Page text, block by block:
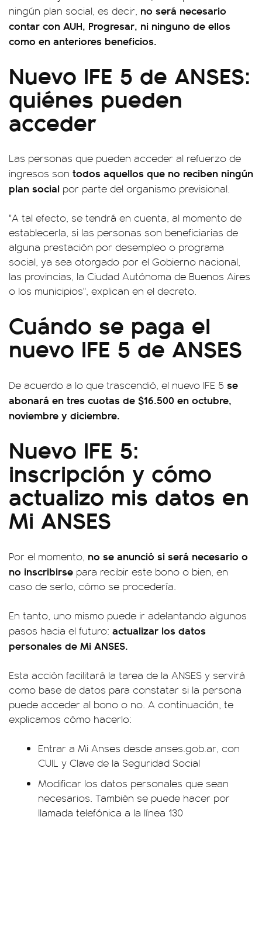
ningún plan social, es decir, no será necesario
contar con AUH, Progresar, ni ninguno de ellos
como en anteriores beneficios.
Nuevo IFE 5 de ANSES:
quiénes pueden
acceder
Las personas que pueden acceder al refuerzo de
ingresos son todos aquellos que no reciben ningún
plan social por parte del organismo previsional.
"A tal efecto, se tendrá en cuenta, al momento de
establecerla, si las personas son beneficiarias de
alguna prestación por desempleo o programa
social, ya sea otorgado por el Gobierno nacional,
las provincias, la Ciudad Autónoma de Buenos Aires
o los municipios", explican en el decreto.
Cuándo se paga el
nuevo IFE 5 de ANSES
De acuerdo a lo que trascendió, el nuevo IFE 5 se
abonará en tres cuotas de $16.500 en octubre,
noviembre y diciembre.
Nuevo IFE 5:
inscripción y cómo
actualizo mis datos en
Mi ANSES
Por el momento, no se anunció si será necesario o
no inscribirse para recibir este bono o bien, en
caso de serlo, cómo se procedería.
En tanto, uno mismo puede ir adelantando algunos
pasos hacia el futuro: actualizar los datos
personales de Mi ANSES.
Esta acción facilitará la tarea de la ANSES y servirá
como base de datos para constatar si la persona
puede acceder al bono o no. A continuación, te
explicamos cómo hacerlo:
Entrar a Mi Anses desde anses.gob.ar, con
CUIL y Clave de la Seguridad Social
Modificar los datos personales que sean
necesarios. También se puede hacer por
llamada telefónica a la línea 130